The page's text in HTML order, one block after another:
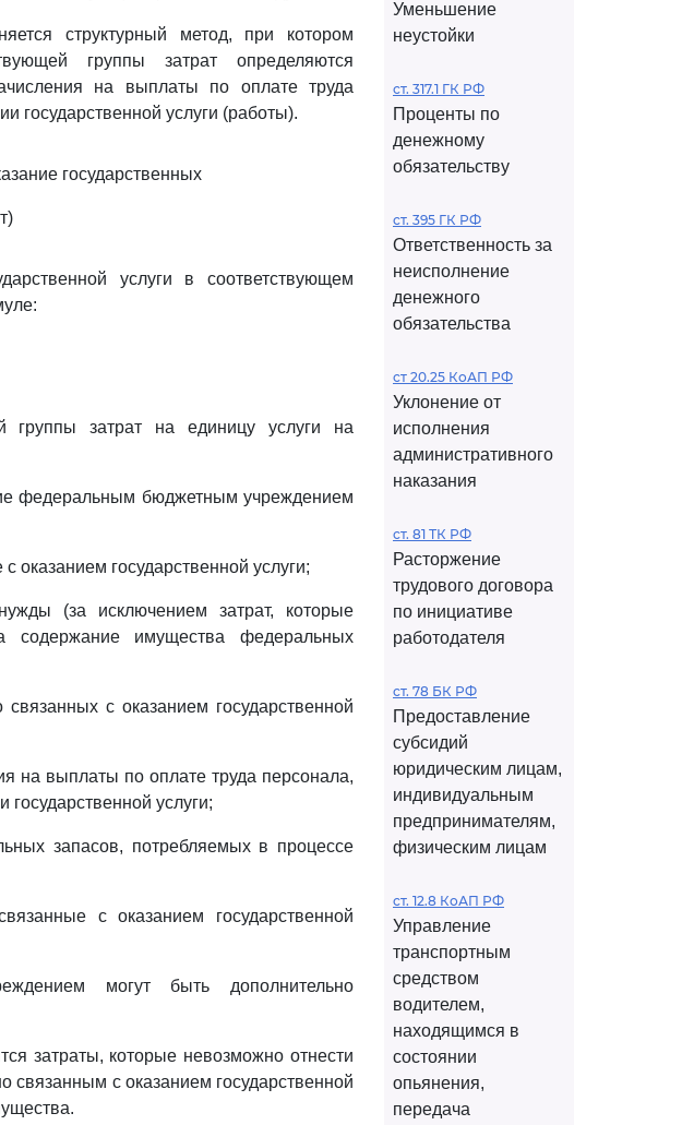
структурный метод, при котором
группы затрат определяются
на выплаты по оплате труда
государственной услуги (работы).
государственных
услуги в соответствующем
группы затрат на единицу услуги на
федеральным бюджетным учреждением
оказанием государственной услуги;
(за исключением затрат, которые
содержание имущества федеральных
с оказанием государственной
на выплаты по оплате труда персонала,
услуги;
запасов, потребляемых в процессе
с оказанием государственной
могут быть дополнительно
затраты, которые невозможно отнести
связанным с оказанием государственной
Уменьшение
неустойки
ст. 317.1 ГК РФ
Проценты по
денежному
обязательству
ст. 395 ГК РФ
Ответственность за
неисполнение
денежного
обязательства
ст 20.25 КоАП РФ
Уклонение от
исполнения
административного
наказания
ст. 81 ТК РФ
Расторжение
трудового договора
по инициативе
работодателя
ст. 78 БК РФ
Предоставление
субсидий
юридическим лицам,
индивидуальным
предпринимателям,
физическим лицам
ст. 12.8 КоАП РФ
Управление
транспортным
средством
водителем,
находящимся в
состоянии
опьянения,
передача